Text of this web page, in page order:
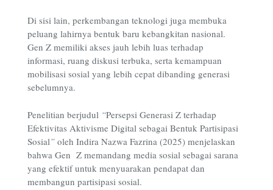
Di sisi lain, perkembangan teknologi juga membuka
peluang lahirnya bentuk baru kebangkitan nasional.
Gen Z memiliki akses jauh lebih luas terhadap
informasi, ruang diskusi terbuka, serta kemampuan
mobilisasi sosial yang lebih cepat dibanding generasi
sebelumnya.
Penelitian berjudul “Persepsi Generasi Z terhadap
Efektivitas Aktivisme Digital sebagai Bentuk Partisipasi
Sosial” oleh Indira Nazwa Fazrina (2025) menjelaskan
bahwa Gen Z memandang media sosial sebagai sarana
yang efektif untuk menyuarakan pendapat dan
membangun partisipasi sosial.